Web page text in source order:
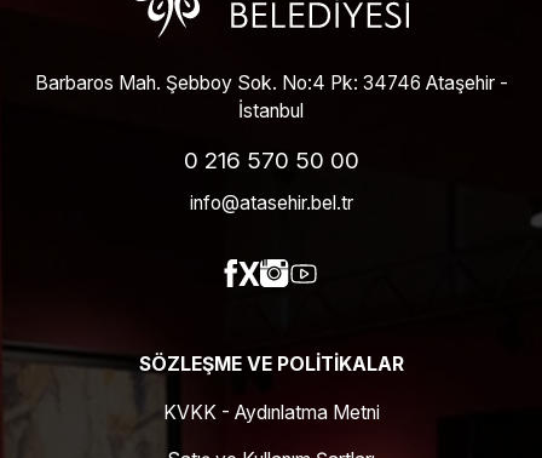
Barbaros Mah. Şebboy Sok. No:4 Pk: 34746 Ataşehir -
İstanbul
0 216 570 50 00
info@atasehir.bel.tr
SÖZLEŞME VE POLITIKALAR
KVKK - Aydınlatma Metni